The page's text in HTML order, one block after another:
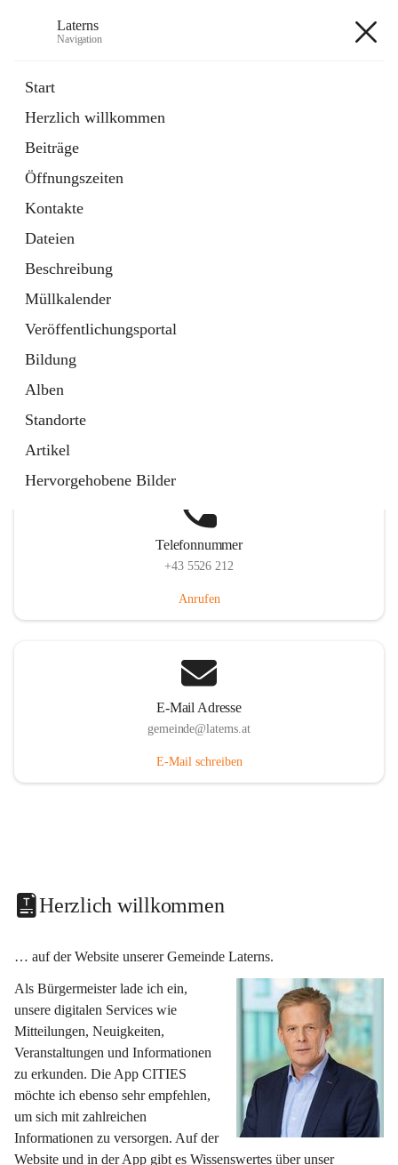
Laterns
Navigation
Start
Herzlich willkommen
Beiträge
Öffnungszeiten
Kontakte
Dateien
Beschreibung
Müllkalender
Veröffentlichungsportal
Bildung
Alben
Standorte
Artikel
Hervorgehobene Bilder
11 Schnellzugriffe
Soziales
1 Schnellzugriff
Telefonnummer
+43 5526 212
Anrufen
E-Mail Adresse
gemeinde@laterns.at
E-Mail schreiben
Herzlich willkommen
… auf der Website unserer Gemeinde Laterns.
Als Bürgermeister lade ich ein,
unsere digitalen Services wie
Mitteilungen, Neuigkeiten,
Veranstaltungen und Informationen
zu erkunden. Die App CITIES
möchte ich ebenso sehr empfehlen,
um sich mit zahlreichen
Informationen zu versorgen. Auf der
Website und in der App gibt es Wissenswertes über unser